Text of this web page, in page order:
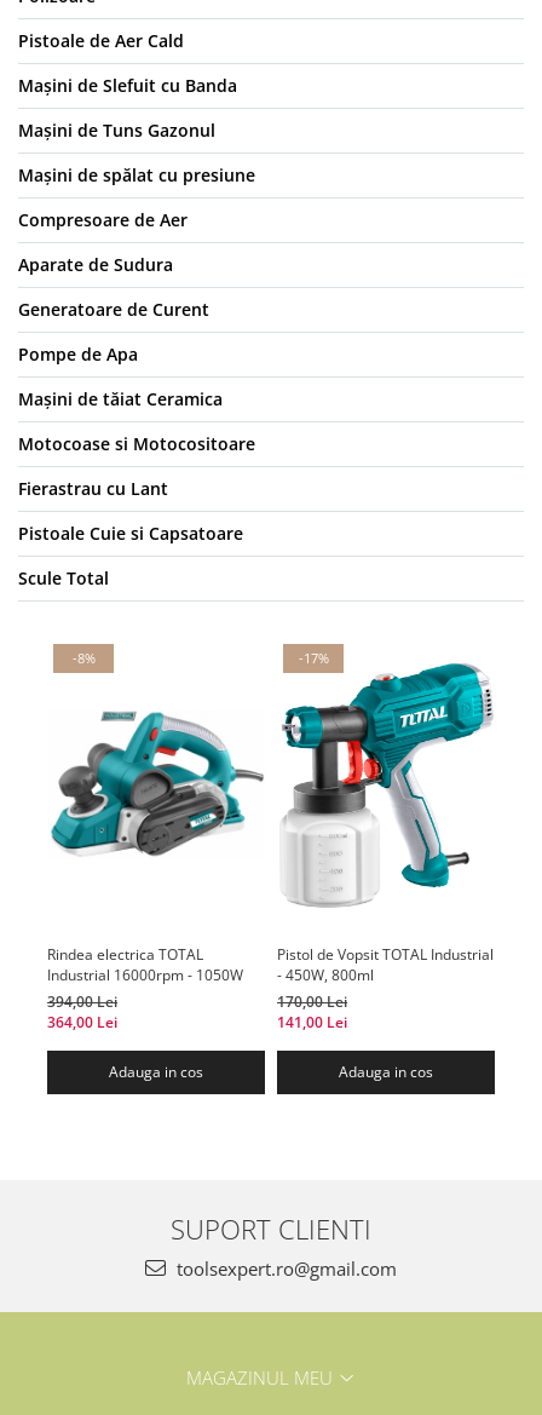
Pistoale de Aer Cald
Mașini de Slefuit cu Banda
Mașini de Tuns Gazonul
Mașini de spălat cu presiune
Compresoare de Aer
Aparate de Sudura
Generatoare de Curent
Pompe de Apa
Mașini de tăiat Ceramica
Motocoase si Motocositoare
Fierastrau cu Lant
Pistoale Cuie si Capsatoare
Scule Total
-8%
Rindea electrica TOTAL
Industrial 16000rpm - 1050W
394,00 Lei
364,00 Lei
Adauga in cos
-17%
Pistol de Vopsit TOTAL Industrial
- 450W, 800ml
170,00 Lei
141,00 Lei
Adauga in cos
SUPORT CLIENTI
toolsexpert.ro@gmail.com
MAGAZINUL MEU